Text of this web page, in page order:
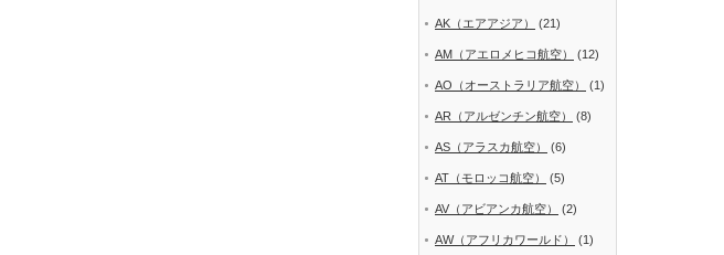
AK（エアアジア） (21)
AM（アエロメヒコ航空） (12)
AO（オーストラリア航空） (1)
AR（アルゼンチン航空） (8)
AS（アラスカ航空） (6)
AT（モロッコ航空） (5)
AV（アビアンカ航空） (2)
AW（アフリカワールド） (1)